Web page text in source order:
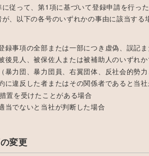
従って、第1項に基づいて登録申請を行っ
、以下の各号のいずれかの事由に該当す
録事項の全部または一部につき虚偽、誤記
後見人、被保佐人または被補助人のいずれ
暴力団、暴力団員、右翼団体、反社会的勢
に違反した者またはその関係者であると当
置を受けたことがある場合
当でないと当社が判断した場合
変更